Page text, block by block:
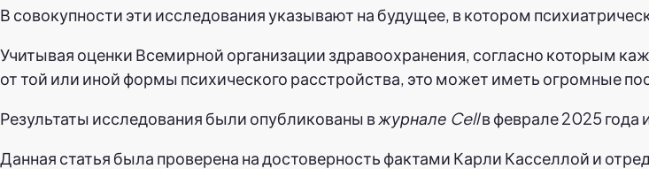
В совокупности эти исследования указывают на будущее, в котором
Учитывая оценки Всемирной организации здравоохранения, согласно которым
от той или иной формы психического расстройства, это может иметь огромные
Результаты исследования были опубликованы вжурнале Cellв феврале 2025 года
Данная статья была проверена на достоверность фактами Карли Касселлой и